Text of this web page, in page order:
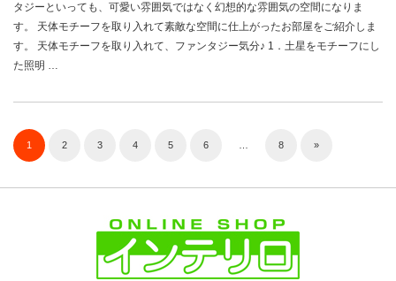
タジーといっても、可愛い雰囲気ではなく幻想的な雰囲気の空間になりま
す。 天体モチーフを取り入れて素敵な空間に仕上がったお部屋をご紹介しま
す。 天体モチーフを取り入れて、ファンタジー気分♪ 1．土星をモチーフにし
た照明 …
1 2 3 4 5 6 8 »